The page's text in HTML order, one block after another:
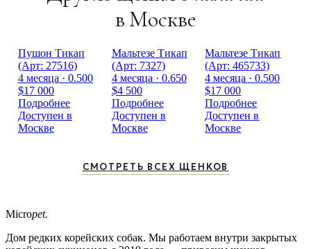
в Москве
Пушон Тикап
(Арт: 27516)
4 месяца · 0.500
$17 000
Подробнее
Доступен в
Москве
Мальтезе Тикап
(Арт: 7327)
4 месяца · 0.650
$4 500
Подробнее
Доступен в
Москве
Мальтезе Тикап
(Арт: 465733)
4 месяца · 0.500
$17 000
Подробнее
Доступен в
Москве
СМОТРЕТЬ ВСЕХ ЩЕНКОВ
Micropet.
Дом редких корейских собак. Мы работаем внутри закрытых